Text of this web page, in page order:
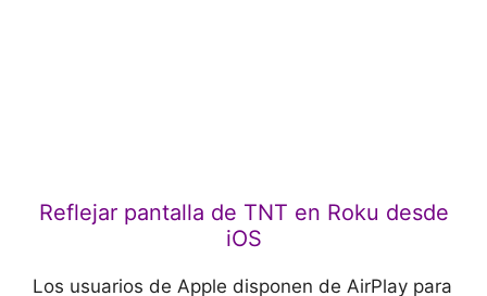
Reflejar pantalla de TNT en Roku desde
iOS
Los usuarios de Apple disponen de AirPlay para